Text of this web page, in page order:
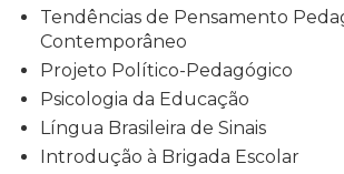
Tendências de Pensamento
Contemporâneo
Projeto Político-Pedagógico
Psicologia da Educação
Língua Brasileira de Sinais
Introdução à Brigada Escolar